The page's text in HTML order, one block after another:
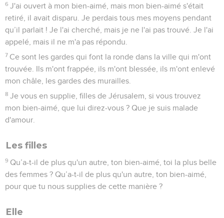
6 J'ai ouvert à mon bien-aimé, mais mon bien-aimé s'était
retiré, il avait disparu. Je perdais tous mes moyens pendant
qu’il parlait ! Je l'ai cherché, mais je ne l'ai pas trouvé. Je l'ai
appelé, mais il ne m'a pas répondu.
7 Ce sont les gardes qui font la ronde dans la ville qui m'ont
trouvée. Ils m'ont frappée, ils m'ont blessée, ils m'ont enlevé
mon châle, les gardes des murailles.
8 Je vous en supplie, filles de Jérusalem, si vous trouvez
mon bien-aimé, que lui direz-vous ? Que je suis malade
d'amour.
Les filles
9 Qu’a-t-il de plus qu'un autre, ton bien-aimé, toi la plus belle
des femmes ? Qu’a-t-il de plus qu'un autre, ton bien-aimé,
pour que tu nous supplies de cette manière ?
Elle